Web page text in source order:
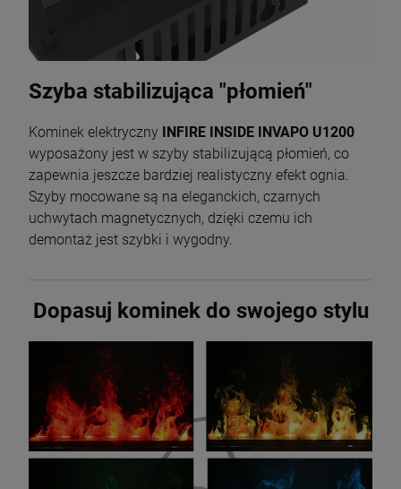
Szyba stabilizująca "płomień"
Kominek elektryczny INFIRE INSIDE INVAPO U1200
wyposażony jest w szyby stabilizującą płomień, co
zapewnia jeszcze bardziej realistyczny efekt ognia.
Szyby mocowane są na eleganckich, czarnych
uchwytach magnetycznych, dzięki czemu ich
demontaż jest szybki i wygodny.
Dopasuj kominek do swojego stylu